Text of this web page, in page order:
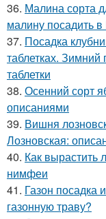
36. Малина сорта
малину посадить
37. Посадка
таблетках.
таблетки
38. Осенний сорт
описаниями
39. Вишня
Лозновская:
40. Как вырастить
нимфеи
41. Газон посадка
газонную траву?